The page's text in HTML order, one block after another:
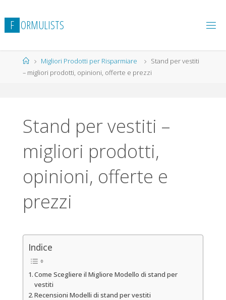
al
contenuto
F ORMULISTS
HomeMigliori Prodotti per Risparmiare
Stand per vestiti
– migliori prodotti, opinioni, offerte e prezzi
Stand per vestiti –
migliori prodotti,
opinioni, offerte e
prezzi
Indice
Come Scegliere il Migliore Modello di stand per
vestiti
Recensioni Modelli di stand per vestiti